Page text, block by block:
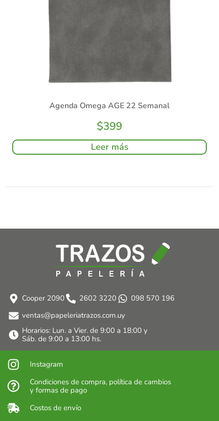
Agenda Omega AGE 22 Semanal
$399
Leer más
Cooper 2090 2602 3220
098 570 196
ventas@papeleriatrazos.com.uy
Horarios: Lun. a Vier. de 9:00 a 18:00 y
Sáb. de 9:00 a 13:00 hs.
Instagram
Condiciones de compra, política de cambios
y formas de pago
Costos de envío